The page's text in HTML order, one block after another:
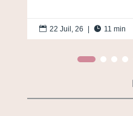
 22 Juil, 26  11 min